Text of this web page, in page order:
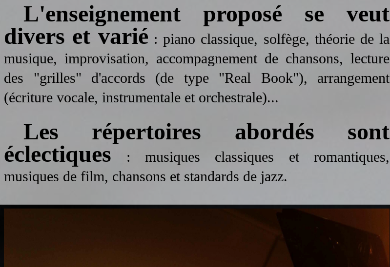
L'enseignement proposé se veut
divers et varié : piano classique, solfège, théorie de la
musique, improvisation, accompagnement de chansons, lecture
des "grilles" d'accords (de type "Real Book"), arrangement
(écriture vocale, instrumentale et orchestrale)...
Les répertoires abordés sont
éclectiques : musiques classiques et romantiques,
musiques de film, chansons et standards de jazz.